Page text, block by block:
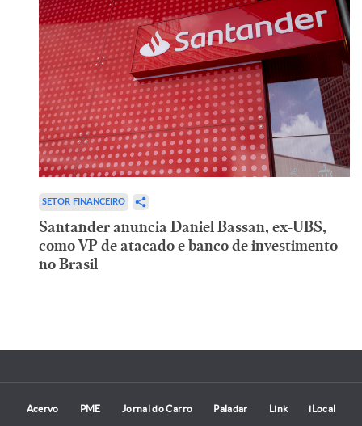
SETOR FINANCEIRO
Santander anuncia Daniel Bassan, ex-UBS,
como VP de atacado e banco de investimento
no Brasil
Acervo PME Jornal do Carro Paladar Link iLocal